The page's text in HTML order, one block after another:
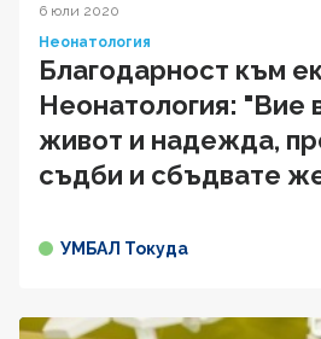
6 юли 2020
Неонатология
Благодарност към
Неонатология: "Вие
живот и надежда,
съдби и сбъдвате
УМБАЛ Токуда